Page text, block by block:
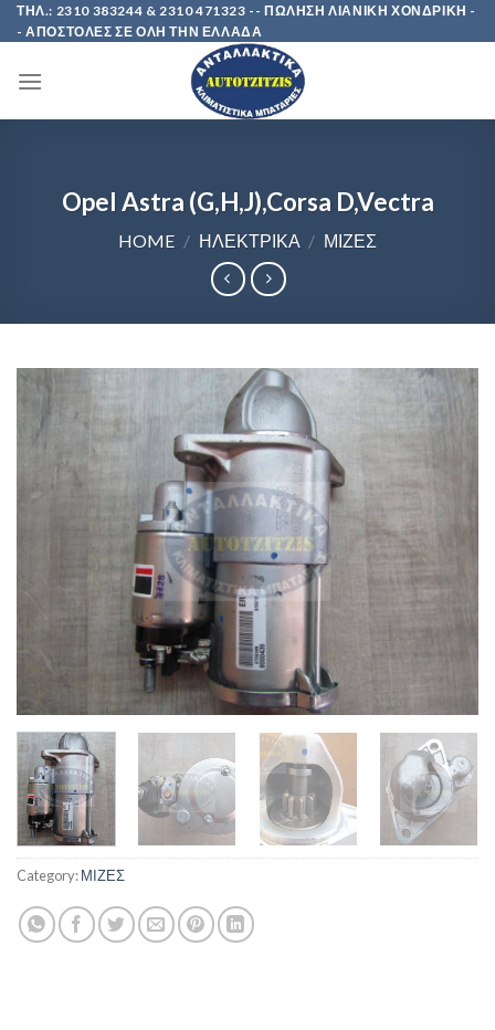
Skip
to
ΤΗΛ.: 2310 383244 & 2310 471323 -- ΠΩΛΗΣΗ ΛΙΑΝΙΚΗ ΧΟΝΔΡΙΚΗ -
- ΑΠΟΣΤΟΛΕΣ ΣΕ ΟΛΗ ΤΗΝ ΕΛΛΑΔΑ
Opel Astra (G,H,J),Corsa D,Vectra
HOME / ΗΛΕΚΤΡΙΚΑ / ΜΙΖΕΣ
Category:ΜΙΖΕΣ